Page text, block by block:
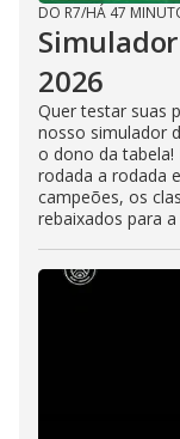
DO R7/HÁ 47
2026
Quer testar suas
nosso simulador
o dono da tabela!
rodada a rodada
campeões, os
rebaixados para a